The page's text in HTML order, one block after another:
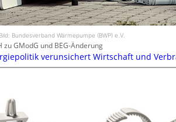
Bundesverband Wärmepumpe (BWP) e.V.
zu GModG und BEG-Änderung
verunsichert Wirtschaft und